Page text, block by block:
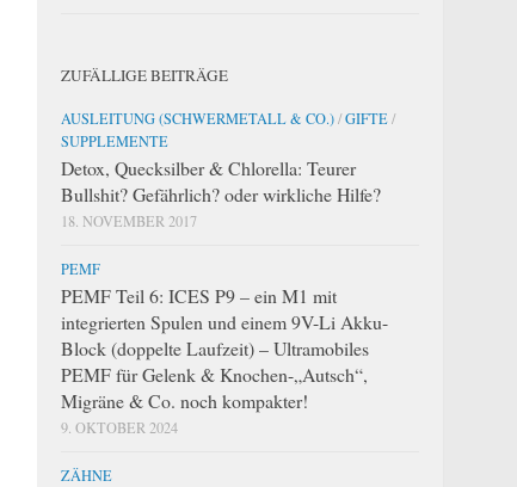
ZUFÄLLIGE BEITRÄGE
AUSLEITUNG (SCHWERMETALL & CO.)/GIFTE/
SUPPLEMENTE
Detox, Quecksilber & Chlorella: Teurer
Bullshit? Gefährlich? oder wirkliche Hilfe?
18. NOVEMBER 2017
PEMF
PEMF Teil 6: ICES P9 – ein M1 mit
integrierten Spulen und einem 9V-Li Akku-
Block (doppelte Laufzeit) – Ultramobiles
PEMF für Gelenk & Knochen-„Autsch“,
Migräne & Co. noch kompakter!
9. OKTOBER 2024
ZÄHNE